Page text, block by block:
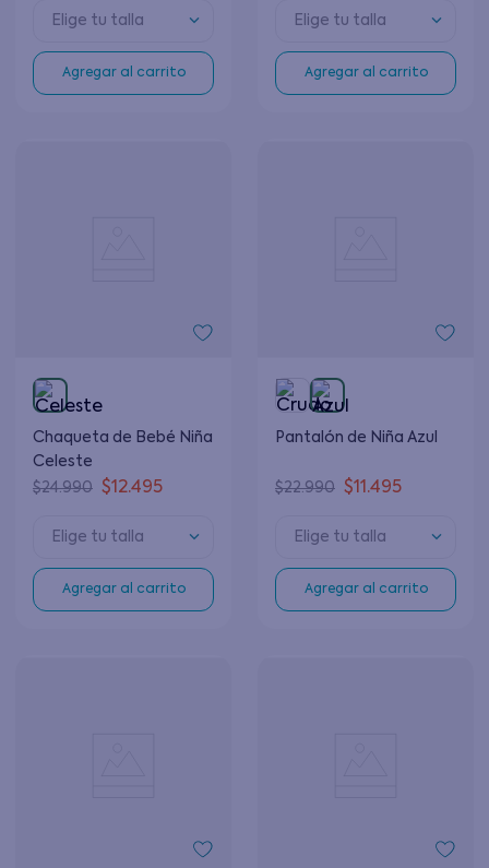
Elige tu talla
Agregar al carrito
Elige tu talla
Agregar al carrito
Chaqueta de Bebé Niña
Celeste
$24.990 $12.495
Elige tu talla
Agregar al carrito
Pantalón de Niña Azul
$22.990 $11 .495
Elige tu talla
Agregar al carrito